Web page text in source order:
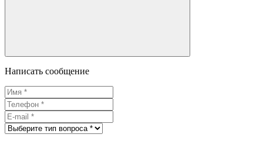
Написать сообщение